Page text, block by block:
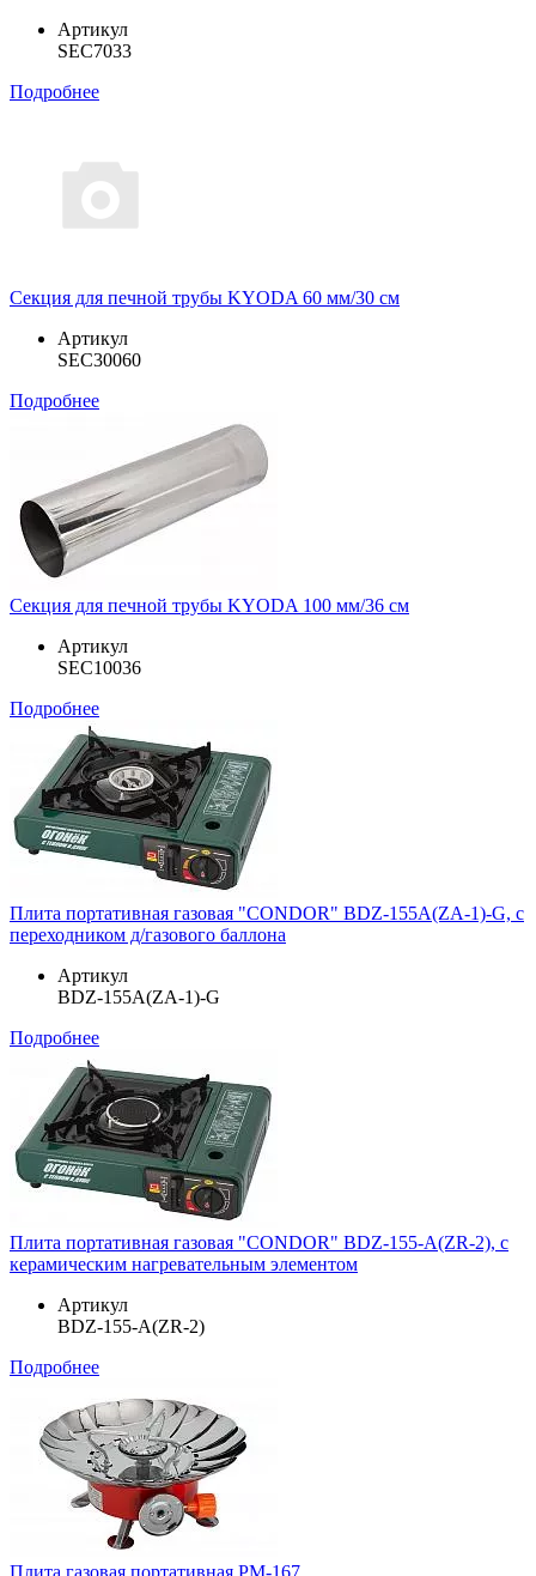
Артикул
SEC7033
Подробнее
Секция для печной трубы KYODA 60 мм/30 см
Артикул
SEC30060
Подробнее
Секция для печной трубы KYODA 100 мм/36 см
Артикул
SEC10036
Подробнее
Плита портативная газовая "CONDOR" BDZ-155A(ZA-1)-G, с
переходником д/газового баллона
Артикул
BDZ-155A(ZA-1)-G
Подробнее
Плита портативная газовая "CONDOR" BDZ-155-A(ZR-2), с
керамическим нагревательным элементом
Артикул
BDZ-155-A(ZR-2)
Подробнее
Плита газовая портативная PM-167